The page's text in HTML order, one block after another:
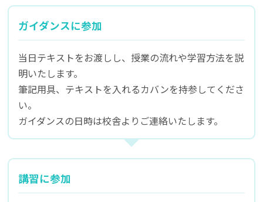
ガイダンスに参加
当日テキストをお渡しし、授業の流れや学習方法を説
明いたします。
筆記用具、テキストを入れるカバンを持参してくださ
い。
ガイダンスの日時は校舎よりご連絡いたします。
講習に参加